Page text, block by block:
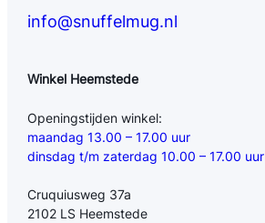
info@snuffelmug.nl
Winkel Heemstede
Openingstijden winkel:
maandag 13.00 – 17.00 uur
dinsdag t/m zaterdag 10.00 – 17.00 uur
Cruquiusweg 37a
2102 LS Heemstede